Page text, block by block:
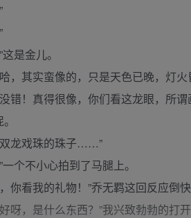
是金儿。
其实蛮像的，只是天色已晚，灯火
！真得很像，你们看这龙眼，所谓
戏珠的珠子……”
不小心拍到了马腿上。
看我的礼物！”乔无羁这回反应倒快
，是什么东西？”我兴致勃勃的打开